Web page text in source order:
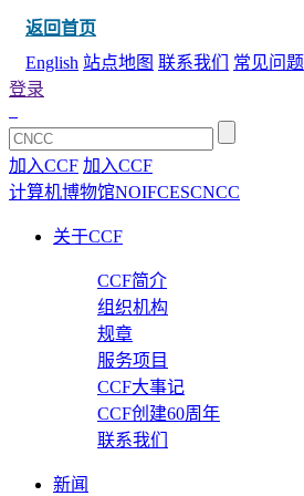
返回首页
English 站点地图 联系我们 常见问题
登录
加入CCF 加入CCF
计算机博物馆NOIFCESCNCC
关于CCF
CCF简介
组织机构
规章
服务项目
CCF大事记
CCF创建60周年
联系我们
新闻